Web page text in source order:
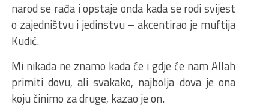
narod se rađa i opstaje onda kada se rodi svijest
o zajedništvu i jedinstvu – akcentirao je muftija
Kudić.
Mi nikada ne znamo kada će i gdje će nam Allah
primiti dovu, ali svakako, najbolja dova je ona
koju činimo za druge, kazao je on.